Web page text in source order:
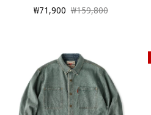
₩71,900 ₩159,800